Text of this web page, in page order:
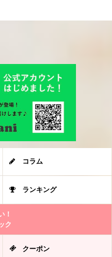
コラム
ランキング
！
ク
クーポン